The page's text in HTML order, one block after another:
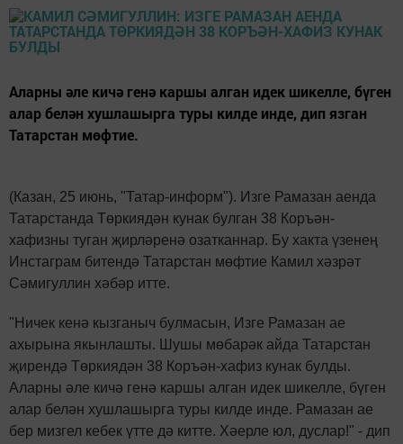
Аларны әле кичә генә каршы алган идек шикелле, бүген
алар белән хушлашырга туры килде инде, дип язган
Татарстан мөфтие.
(Казан, 25 июнь, "Татар-информ"). Изге Рамазан аенда
Татарстанда Төркиядән кунак булган 38 Коръән-
хафизны туган җирләренә озатканнар. Бу хакта үзенең
Инстаграм битендә Татарстан мөфтие Камил хәзрәт
Сәмигуллин хәбәр итте.
"Ничек кенә кызганыч булмасын, Изге Рамазан ае
ахырына якынлашты. Шушы мөбарәк айда Татарстан
җирендә Төркиядән 38 Коръән-хафиз кунак булды.
Аларны әле кичә генә каршы алган идек шикелле, бүген
алар белән хушлашырга туры килде инде. Рамазан ае
бер мизгел кебек үтте дә китте. Хәерле юл, дуслар!" - дип